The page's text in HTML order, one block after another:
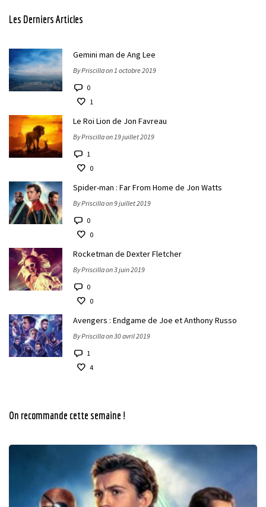
Les Derniers Articles
Gemini man de Ang Lee
By Priscilla on 1 octobre 2019
0
1
Le Roi Lion de Jon Favreau
By Priscilla on 19 juillet 2019
1
0
Spider-man : Far From Home de Jon Watts
By Priscilla on 9 juillet 2019
0
0
Rocketman de Dexter Fletcher
By Priscilla on 3 juin 2019
0
0
Avengers : Endgame de Joe et Anthony Russo
By Priscilla on 30 avril 2019
1
4
On recommande cette semaine !